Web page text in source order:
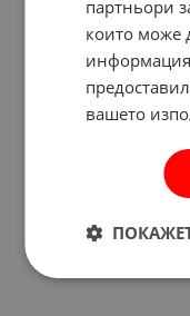
партньори
които може
вашето